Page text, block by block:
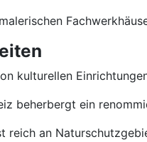
kulturellen
beherbergt ein
reich an